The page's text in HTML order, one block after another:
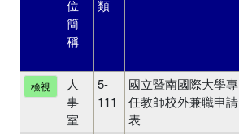
位
簡
稱
類
檢視
人
事
室
5-
111
國立暨南國際大學專
任教師校外兼職申請
表